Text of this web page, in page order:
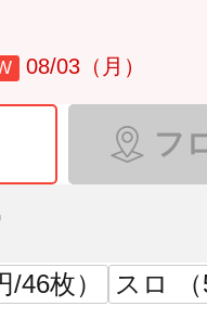
08/03（月）
フ
46枚） スロ